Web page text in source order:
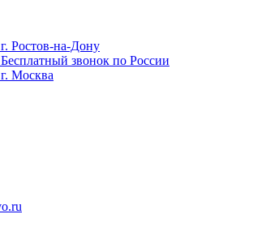
г. Ростов-на-Дону
Бесплатный звонок по России
г. Москва